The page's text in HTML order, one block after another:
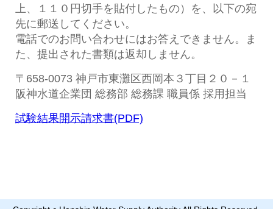
上、１１０円切手を貼付したもの）を、以下の宛
先に郵送してください。
電話でのお問い合わせにはお答えできません。ま
た、提出された書類は返却しません。
〒658-0073 神戸市東灘区西岡本３丁目２０－１
阪神水道企業団 総務部 総務課 職員係 採用担当
試験結果開示請求書(PDF)